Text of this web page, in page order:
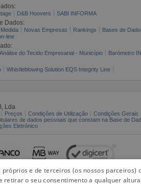
D&B Hoovers SABI INFORMA
Dados:
Novas Empresas Rankings Bases de
line
Análise do Tecido Empresarial - Município Barómetro
Whistleblowing Solution EQS Integrity Line
Lda
Preços Condições de Utilização Condições Gerais
de dados pessoais que constam na Base de
Eletrónico
e de terceiros (os nossos parceiros)
retirar o seu consentimento a qualquer